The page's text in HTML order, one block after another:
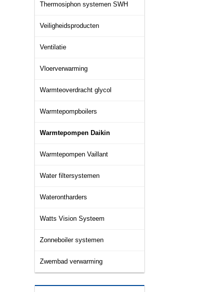
Thermosiphon systemen SWH
Veiligheidsproducten
Ventilatie
Vloerverwarming
Warmteoverdracht glycol
Warmtepompboilers
Warmtepompen Daikin
Warmtepompen Vaillant
Water filtersystemen
Waterontharders
Watts Vision Systeem
Zonneboiler systemen
Zwembad verwarming